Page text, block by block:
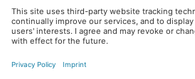
BESUCHEN SIE UNS
Abonnieren Sie